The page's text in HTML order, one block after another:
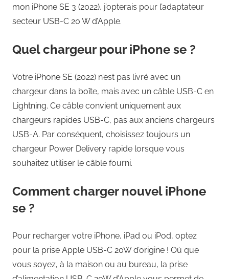
mon iPhone SE 3 (2022), j’opterais pour l’adaptateur
secteur USB-C 20 W d’Apple.
Quel chargeur pour iPhone se ?
Votre iPhone SE (2022) n’est pas livré avec un
chargeur dans la boîte, mais avec un câble USB-C en
Lightning. Ce câble convient uniquement aux
chargeurs rapides USB-C, pas aux anciens chargeurs
USB-A. Par conséquent, choisissez toujours un
chargeur Power Delivery rapide lorsque vous
souhaitez utiliser le câble fourni.
Comment charger nouvel iPhone
se ?
Pour recharger votre iPhone, iPad ou iPod, optez
pour la prise Apple USB-C 20W d’origine ! Où que
vous soyez, à la maison ou au bureau, la prise